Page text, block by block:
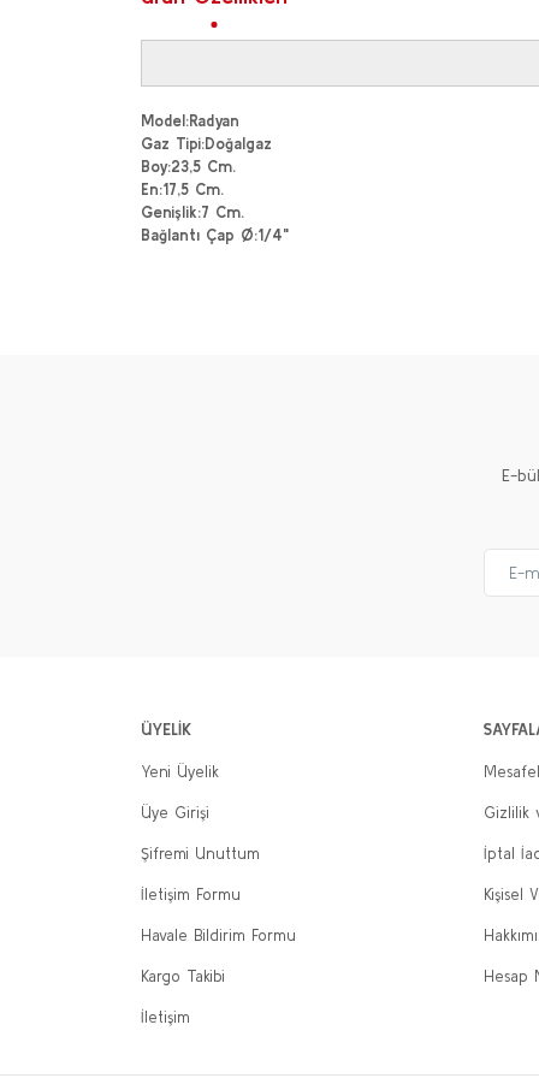
Model :Radyan
Gaz Tipi:Doğalgaz
Boy:23,5 Cm.
En:17,5 Cm.
Genişlik:7 Cm.
Bağlantı Çap Ø:1/4"
E-
ÜYELİK
Yeni Üyelik
Üye Girişi
Şifremi Unuttum
İletişim Formu
Havale Bildirim Formu
Kargo Takibi
İletişim
Gizlilik
İptal
Kişisel
Hesap